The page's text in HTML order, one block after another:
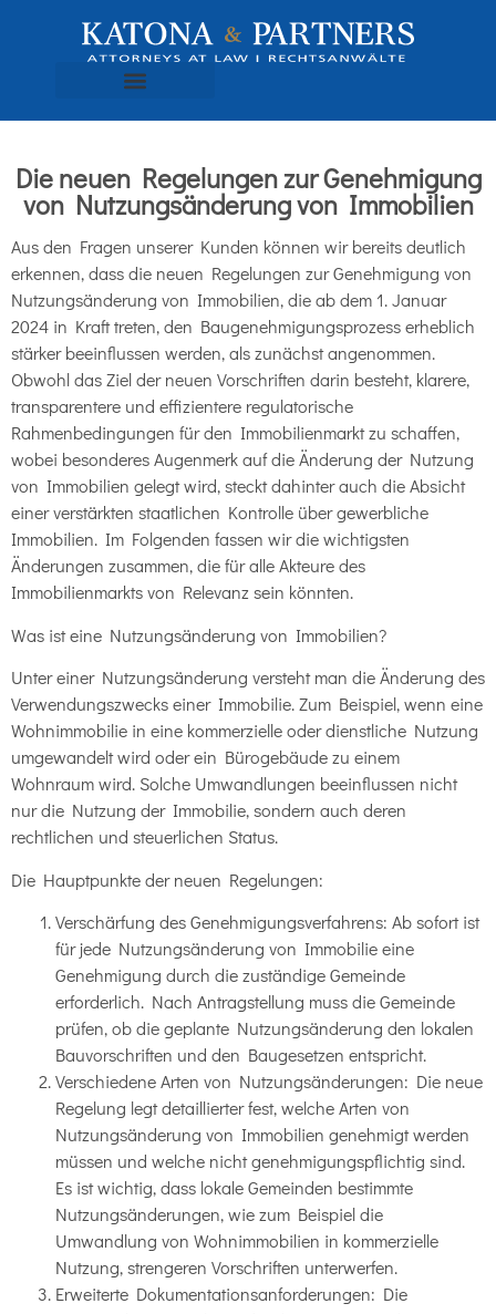
Die neuen Regelungen zur Genehmigung
von Nutzungsänderung von Immobilien
Aus den Fragen unserer Kunden können wir bereits deutlich
erkennen, dass die neuen Regelungen zur Genehmigung von
Nutzungsänderung von Immobilien, die ab dem 1. Januar
2024 in Kraft treten, den Baugenehmigungsprozess erheblich
stärker beeinflussen werden, als zunächst angenommen.
Obwohl das Ziel der neuen Vorschriften darin besteht, klarere,
transparentere und effizientere regulatorische
Rahmenbedingungen für den Immobilienmarkt zu schaffen,
wobei besonderes Augenmerk auf die Änderung der Nutzung
von Immobilien gelegt wird, steckt dahinter auch die Absicht
einer verstärkten staatlichen Kontrolle über gewerbliche
Immobilien. Im Folgenden fassen wir die wichtigsten
Änderungen zusammen, die für alle Akteure des
Immobilienmarkts von Relevanz sein könnten.
Was ist eine Nutzungsänderung von Immobilien?
Unter einer Nutzungsänderung versteht man die Änderung des
Verwendungszwecks einer Immobilie. Zum Beispiel, wenn eine
Wohnimmobilie in eine kommerzielle oder dienstliche Nutzung
umgewandelt wird oder ein Bürogebäude zu einem
Wohnraum wird. Solche Umwandlungen beeinflussen nicht
nur die Nutzung der Immobilie, sondern auch deren
rechtlichen und steuerlichen Status.
Die Hauptpunkte der neuen Regelungen:
Verschärfung des Genehmigungsverfahrens: Ab sofort ist
für jede Nutzungsänderung von Immobilie eine
Genehmigung durch die zuständige Gemeinde
erforderlich. Nach Antragstellung muss die Gemeinde
prüfen, ob die geplante Nutzungsänderung den lokalen
Bauvorschriften und den Baugesetzen entspricht.
Verschiedene Arten von Nutzungsänderungen: Die neue
Regelung legt detaillierter fest, welche Arten von
Nutzungsänderung von Immobilien genehmigt werden
müssen und welche nicht genehmigungspflichtig sind.
Es ist wichtig, dass lokale Gemeinden bestimmte
Nutzungsänderungen, wie zum Beispiel die
Umwandlung von Wohnimmobilien in kommerzielle
Nutzung, strengeren Vorschriften unterwerfen.
Erweiterte Dokumentationsanforderungen: Die